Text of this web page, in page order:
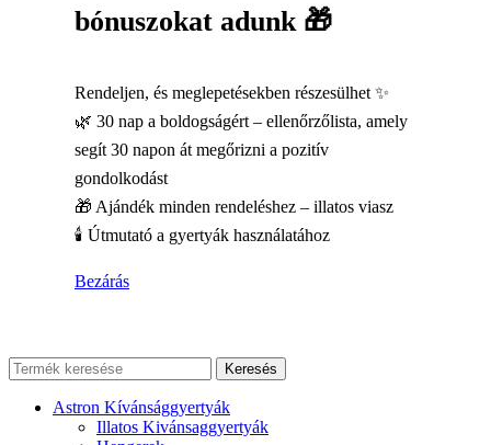
bónuszokat adunk 🎁
Rendeljen, és meglepetésekben részesülhet ✨
🌿 30 nap a boldogságért – ellenőrzőlista, amely
segít 30 napon át megőrizni a pozitív
gondolkodást
🎁 Ajándék minden rendeléshez – illatos viasz
🕯️ Útmutató a gyertyák használatához
Bezárás
Keresés
Astron Kívánsággyertyák
Illatos Kivánsaggyertyák